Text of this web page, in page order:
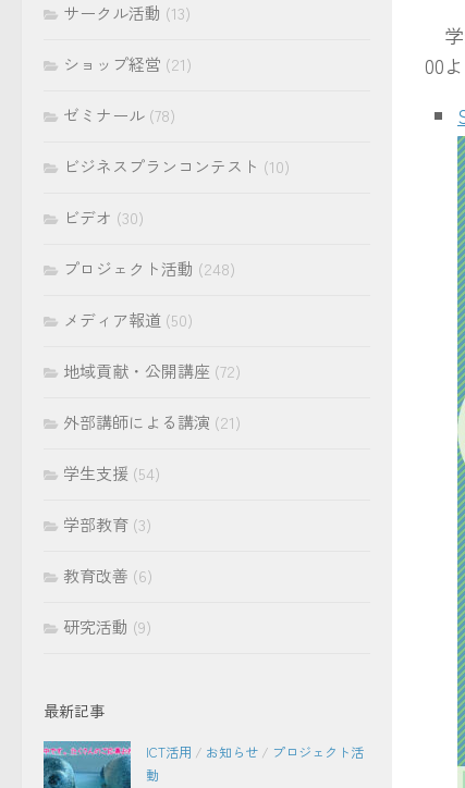
学
00
サークル活動 (13)
ショップ経営 (21)
ゼミナール (78)
ビジネスプランコンテスト (10)
ビデオ (30)
プロジェクト活動 (248)
メディア報道 (50)
地域貢献・公開講座 (72)
外部講師による講演 (21)
学生支援 (54)
学部教育 (3)
教育改善 (6)
研究活動 (9)
最新記事
ICT活用 / お知らせ / プロジェクト活
動